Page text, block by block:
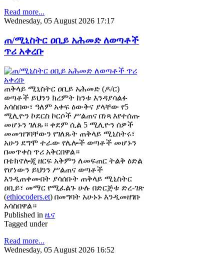
Read more...
Wednesday, 05 August 2026 17:17
ጠ/ሚኒስትር ዐቢይ አሕመድ ለወጣቶች
ጥሪ አቀረቡ
ጠቅላይ ሚኒስትር ዐቢይ አሕመድ (ዶ/ር)
ወጣቶች ይህንን ክረምት ከንቱ እንዳያሳልፉ
አሳስበው፣ ዓለም አቀፍ ዕውቅና ያላቸው የ5
ሚሊዮን ኮደርስ ኮርሶች ሥልጠና በነጻ እየተሰጡ
መሆኑን ገለጹ። ቀደም ሲል 5 ሚሊዮን ሰዎች
መመዝገባቸውን የገለጹት ጠቅላይ ሚኒስትሩ፣
አሁን ደግሞ ተራው የሌሎች ወጣቶች መሆኑን
በመጥቀስ ጥሪ አቅርበዋል።
በቴክኖሎጂ ዘርፍ አቅምን ለመፍጠር ትልቅ ዕድል
የሆነውን ይህንን ሥልጠና ወጣቶች
እንዲጠቀሙበት ያሳሰቡት ጠቅላይ ሚኒስትር
ዐቢይ፣ መማር የሚፈልጉ ሁሉ በድርጅቱ ድረ-ገጽ
(ethiocoders.et) በመግባት አሁኑኑ እንዲመዘገቡ
አሳስበዋል።
Published in ዜና
Tagged under
Read more...
Wednesday, 05 August 2026 16:52